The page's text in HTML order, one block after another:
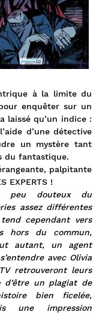
à la limite du
enquêter sur un
laissé qu’un indice :
d’une détective
un mystère tant
du fantastique.
palpitante
EXPERTS !
peu douteux du
assez différentes
cependant vers
hors du commun,
autant, un agent
avec Olivia
retrouveront leurs
d’être un plagiat de
bien ficelée,
une impression